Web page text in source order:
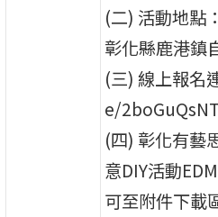
(二) 活動地點
彰化縣鹿港鎮
(三) 線上報
e/
(四) 彰化有藝
意DIY活動
可至附件下